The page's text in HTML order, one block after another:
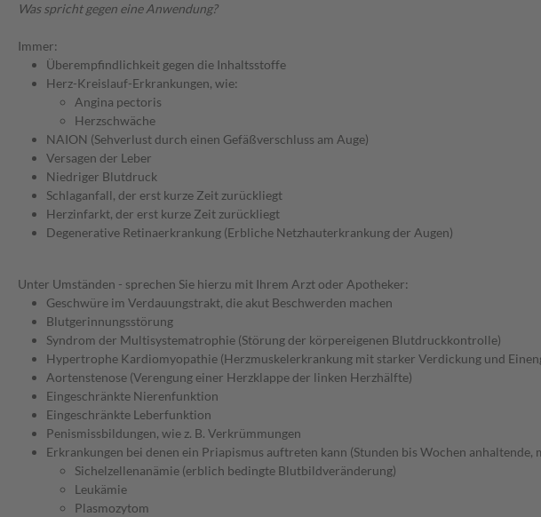
Was spricht gegen eine Anwendung?
Immer:
Überempfindlichkeit gegen die Inhaltsstoffe
Herz-Kreislauf-Erkrankungen, wie:
Angina pectoris
Herzschwäche
NAION (Sehverlust durch einen Gefäßverschluss am Auge)
Versagen der Leber
Niedriger Blutdruck
Schlaganfall, der erst kurze Zeit zurückliegt
Herzinfarkt, der erst kurze Zeit zurückliegt
Degenerative Retinaerkrankung (Erbliche Netzhauterkrankung der Augen)
Unter Umständen - sprechen Sie hierzu mit Ihrem Arzt oder Apotheker:
Geschwüre im Verdauungstrakt, die akut Beschwerden machen
Blutgerinnungsstörung
Syndrom der Multisystematrophie (Störung der körpereigenen Blutdruckkontrolle)
Hypertrophe Kardiomyopathie (Herzmuskelerkrankung mit starker Verdickung und
Aortenstenose (Verengung einer Herzklappe der linken Herzhälfte)
Eingeschränkte Nierenfunktion
Eingeschränkte Leberfunktion
Penismissbildungen, wie z. B. Verkrümmungen
Erkrankungen bei denen ein Priapismus auftreten kann (Stunden bis Wochen
Sichelzellenanämie (erblich bedingte Blutbildveränderung)
Leukämie
Plasmozytom